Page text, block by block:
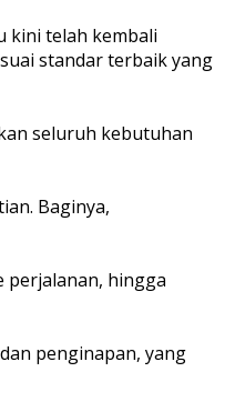
kini telah kembali
standar terbaik yang
seluruh kebutuhan
Baginya,
perjalanan, hingga
penginapan, yang